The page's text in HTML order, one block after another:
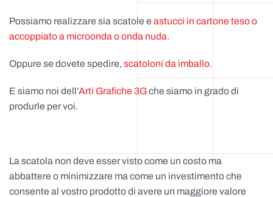
Possiamo realizzare sia scatole e astucci in cartone teso o
accoppiato a microonda o onda nuda.
Oppure se dovete spedire, scatoloni da imballo.
E siamo noi dell’Arti Grafiche 3Gche siamo in grado di
produrle per voi.
La scatola non deve esser visto come un costo ma
abbattere o minimizzare ma come un investimento che
consente al vostro prodotto di avere un maggiore valore